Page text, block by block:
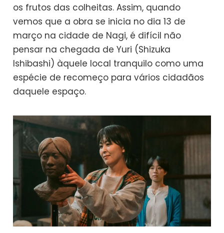
os frutos das colheitas. Assim, quando
vemos que a obra se inicia no dia 13 de
março na cidade de Nagi, é difícil não
pensar na chegada de Yuri (Shizuka
Ishibashi) àquele local tranquilo como uma
espécie de recomeço para vários cidadãos
daquele espaço.